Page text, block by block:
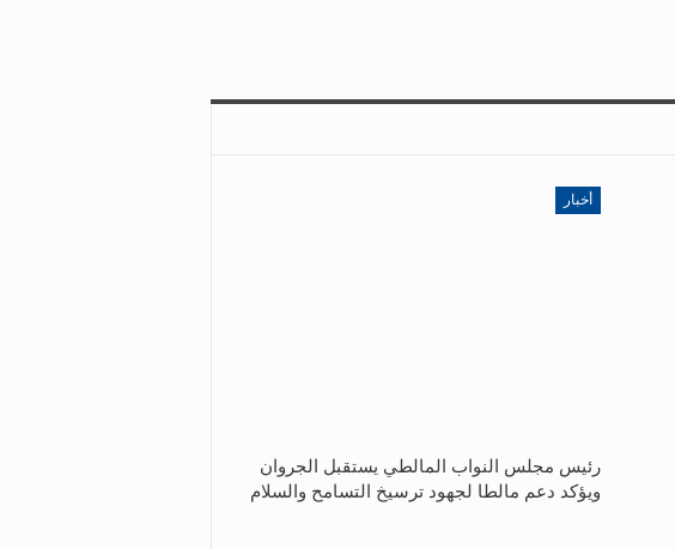
أخبار
رئيس مجلس النواب المالطي يستقبل الجروان
ويؤكد دعم مالطا لجهود ترسيخ التسامح والسلام